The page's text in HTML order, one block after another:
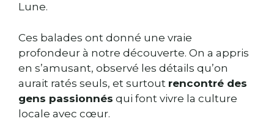
Lune.
Ces balades ont donné une vraie
profondeur à notre découverte. On a appris
en s’amusant, observé les détails qu’on
aurait ratés seuls, et surtout rencontré des
gens passionnés qui font vivre la culture
locale avec cœur.